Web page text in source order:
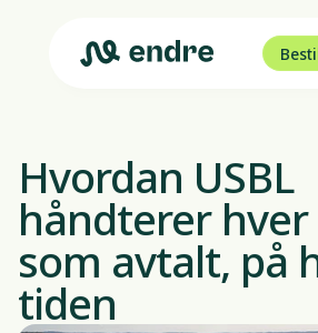
Hvordan USBL
håndterer
som avtalt, på
tiden